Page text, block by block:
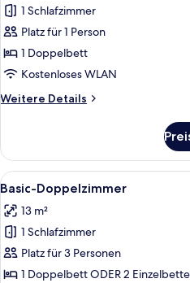
Einzelzimmer
anzeigen
1 Schlafzimmer
Platz für 1 Person
1 Doppelbett
Kostenloses WLAN
Weitere Details
Weitere
Alle
Fotos
für
Basic-
Doppelzimmer
anzeigen
6
Basic-Doppelzimmer
13 m²
1 Schlafzimmer
Platz für 3 Personen
1 Doppelbett ODER 2